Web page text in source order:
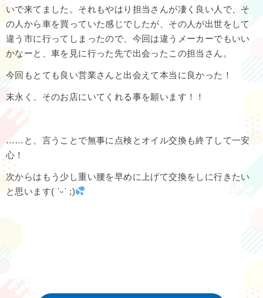
いで来てました。それもやはり担当さんが凄く良い人で、そ
の人から車を買っていた感じでしたが、その人が出世をして
違う市に行ってしまったので、今回は違うメーカーでもいい
かなーと、車を見に行った先で出会ったこの担当さん。
今回もとても良い営業さんと出会えて本当に良かった！
末永く、そのお店にいてくれる事を願います！！
……と、言うことで無事に点検とオイル交換も終了して一安
心！
次からはもう少し重い腰を早めに上げて交換をしに行きたい
と思います( ˊᵕˋ ;)